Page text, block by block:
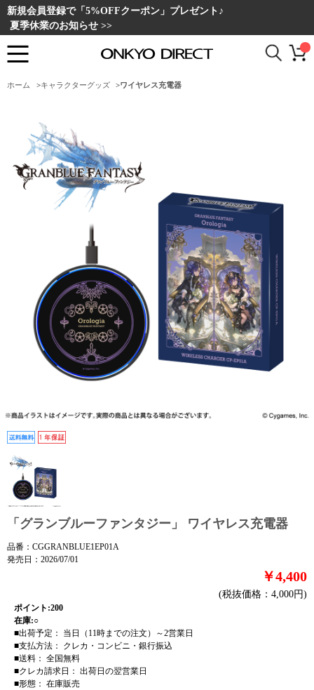
新規会員登録で「5%OFFクーポン」プレゼント♪
夏季休業のお知らせ >>
ホーム >キャラクターグッズ >ワイヤレス充電器
「グランブルーファンタジー」 ワイヤレス充電器
品番：CGGRANBLUE1EP01A
発売日：2026/07/01
￥4,400
(税抜価格：4,000円)
ポイント:200
在庫:○
■出荷予定： 当日（11時までの注文）～2営業日
■支払方法： クレカ・コンビニ・銀行振込
■送料： 全国無料
■クレカ請求日： 出荷日の翌営業日
■形態： 在庫販売